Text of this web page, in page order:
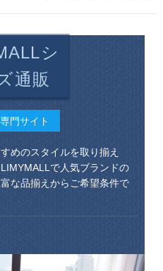
シ
通販
門サイト
めのスタイルを取り揃え
で人気ブランドの
な品揃えからご希望条件で